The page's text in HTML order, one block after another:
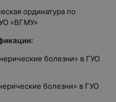
ординатура по
«ВГМУ»
болезни» в ГУО
болезни» в ГУО